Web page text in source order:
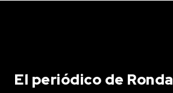
El periódico de Ronda